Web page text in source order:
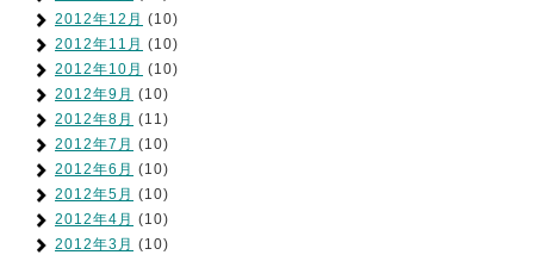
2012年12月 (10)
2012年11月 (10)
2012年10月 (10)
2012年9月 (10)
2012年8月 (11)
2012年7月 (10)
2012年6月 (10)
2012年5月 (10)
2012年4月 (10)
2012年3月 (10)